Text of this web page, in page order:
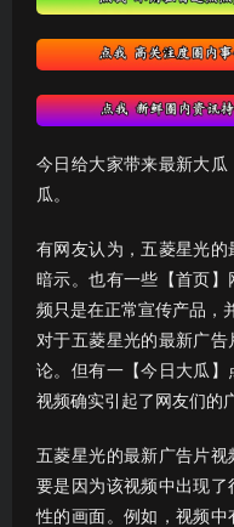
今日给大家带来最新大
瓜。
有网友认为，五菱星光
暗示。也有一些【首页
频只是在正常宣传产品，
对于五菱星光的最新广
论。但有一【今日大瓜
视频确实引起了网友们的
五菱星光的最新广告片
要是因为该视频中出现了
性的画面。例如，视频中